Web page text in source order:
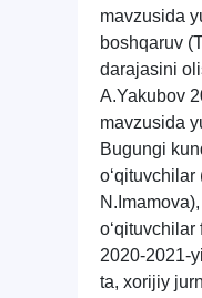
mavzusida
boshqaruv
darajasini
A.Yakubov
mavzusida
Bugungi
o‘qituvchilar
N . Imamova
2020-2021-
ta, xorijiy